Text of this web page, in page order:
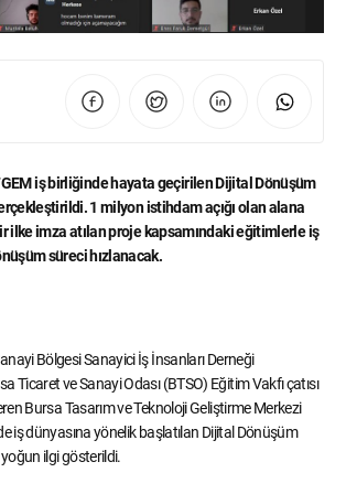
iş birliğinde hayata geçirilen Dijital Dönüşüm
1 milyon istihdam açığı olan alana
ilke imza atılan proje kapsamındaki eğitimlerle iş
süreci hızlanacak.
Bölgesi Sanayici İş İnsanları Derneği
Ticaret ve Sanayi Odası (BTSO) Eğitim Vakfı çatısı
Bursa Tasarım ve Teknoloji Geliştirme Merkezi
iş dünyasına yönelik başlatılan Dijital Dönüşüm
ilgi gösterildi.